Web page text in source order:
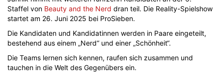
Staffel von Beauty and the Nerd dran teil. Die Reality-Spielshow
startet am 26. Juni 2025 bei ProSieben.
Die Kandidaten und Kandidatinnen werden in Paare eingeteilt,
bestehend aus einem „Nerd“ und einer „Schönheit“.
Die Teams lernen sich kennen, raufen sich zusammen und
tauchen in die Welt des Gegenübers ein.